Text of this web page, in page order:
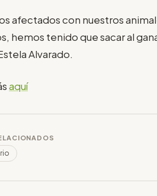
afectados con nuestros
hemos tenido que sacar al
Alvarado.
aquí